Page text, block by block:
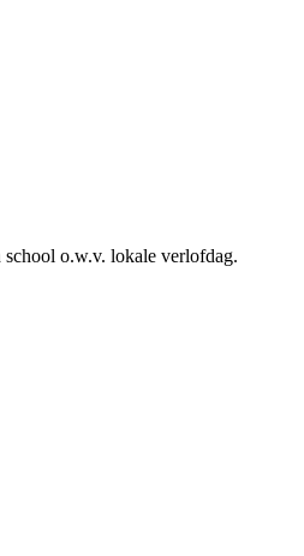
o.w.v. lokale verlofdag.